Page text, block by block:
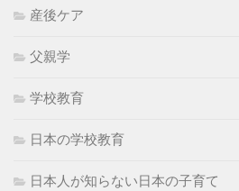
産後ケア
父親学
学校教育
日本の学校教育
日本人が知らない日本の子育て